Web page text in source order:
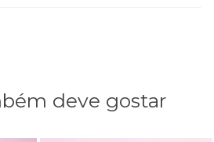
deve gostar